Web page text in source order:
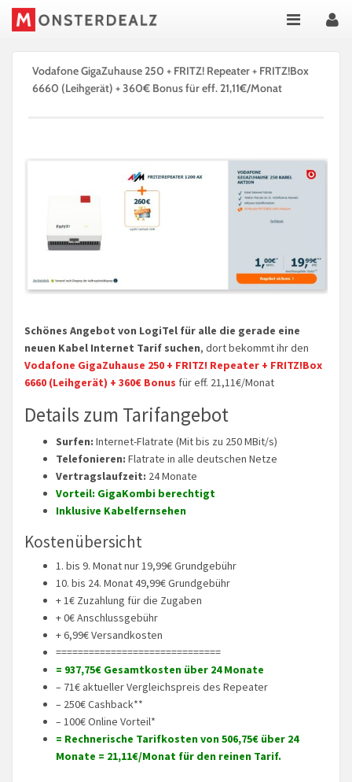
Vodafone GigaZuhause 250 + FRITZ! Repeater + FRITZ!Box
6660 (Leihgerät) + 360€ Bonus für eff. 21,11€/Monat
Schönes Angebot von LogiTel für alle die gerade eine
neuen Kabel Internet Tarif suchen, dort bekommt ihr den
Vodafone GigaZuhause 250 + FRITZ! Repeater + FRITZ!Box
6660 (Leihgerät) + 360€ Bonus für eff. 21,11€/Monat
Details zum Tarifangebot
Surfen: Internet-Flatrate (Mit bis zu 250 MBit/s)
Telefonieren: Flatrate in alle deutschen Netze
Vertragslaufzeit: 24 Monate
Vorteil: GigaKombi berechtigt
Inklusive Kabelfernsehen
Kostenübersicht
1. bis 9. Monat nur 19,99€ Grundgebühr
10. bis 24. Monat 49,99€ Grundgebühr
+ 1€ Zuzahlung für die Zugaben
+ 0€ Anschlussgebühr
+ 6,99€ Versandkosten
==============================
= 937,75€ Gesamtkosten über 24 Monate
– 71€ aktueller Vergleichspreis des Repeater
– 250€ Cashback**
– 100€ Online Vorteil*
= Rechnerische Tarifkosten von 506,75€ über 24
Monate = 21,11€/Monat für den reinen Tarif.